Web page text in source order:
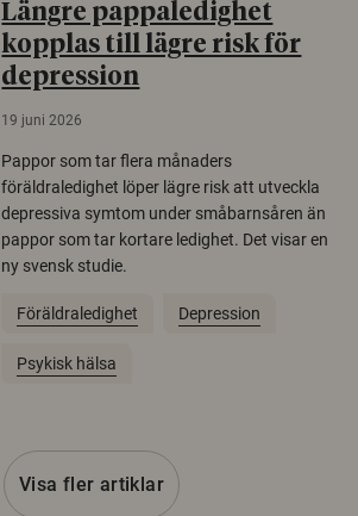
Längre pappaledighet
kopplas till lägre risk för
depression
19 juni 2026
Pappor som tar flera månaders
föräldraledighet löper lägre risk att utveckla
depressiva symtom under småbarnsåren än
pappor som tar kortare ledighet. Det visar en
ny svensk studie.
Föräldraledighet Depression
Psykisk hälsa
Visa fler artiklar